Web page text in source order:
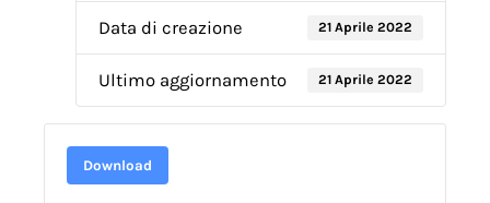
Data di creazione 21 Aprile 2022
Ultimo aggiornamento 21 Aprile 2022
Download